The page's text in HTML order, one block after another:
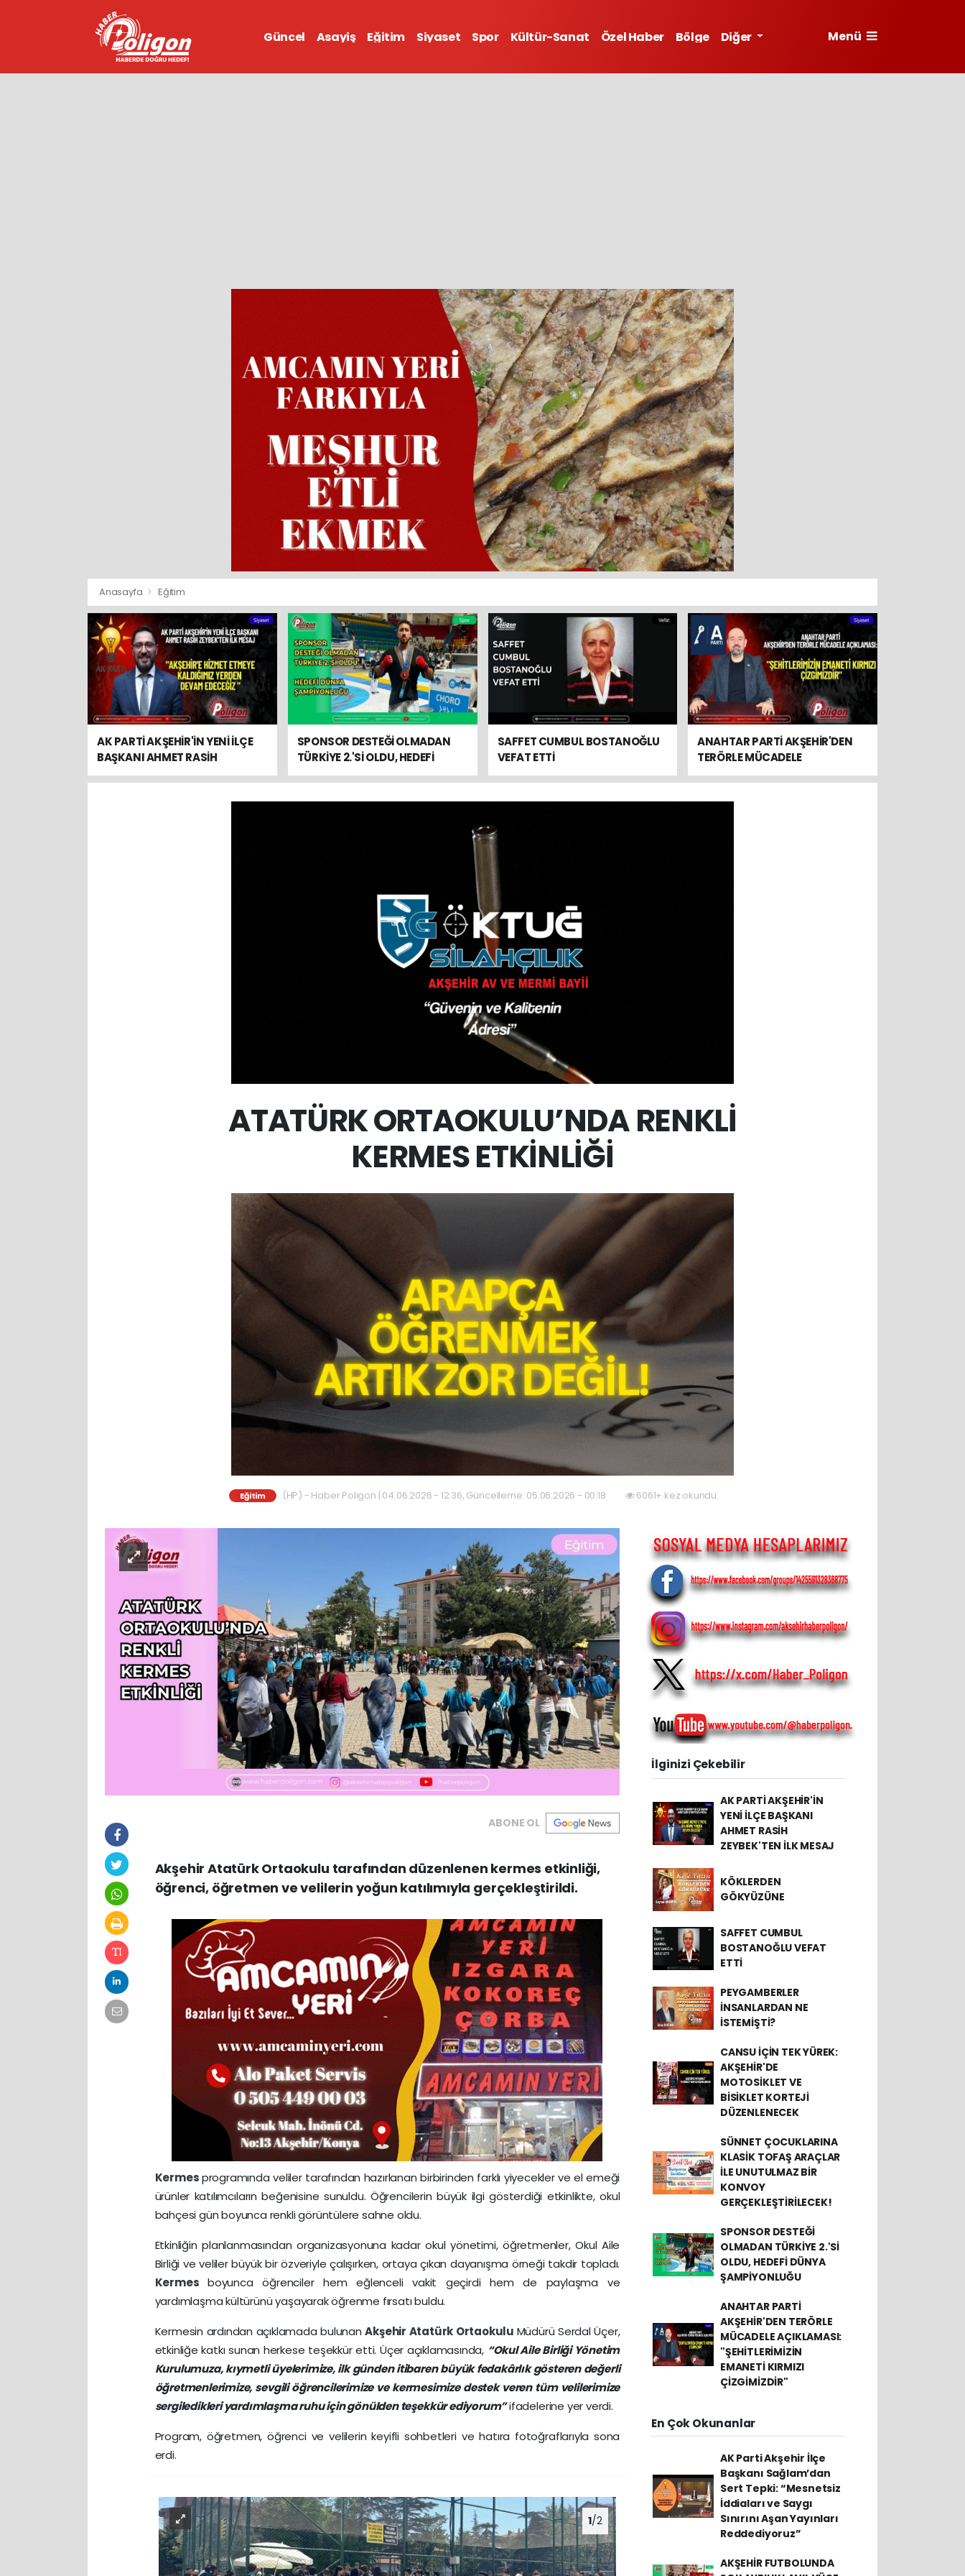
Güncel Asayiş Eğitim Siyaset Spor Kültür-Sanat Özel Haber Bölge Diğer Menü
Anasayfa Eğitim
AK PARTİ AKŞEHİR'İN YENİ İLÇE
BAŞKANI AHMET RASİH
ZEYBEK'TEN İLK MESAJ
SPONSOR DESTEĞİ OLMADAN
TÜRKİYE 2.'Sİ OLDU, HEDEFİ
DÜNYA ŞAMPİYONLUĞU
SAFFET CUMBUL BOSTANOĞLU
VEFAT ETTİ
ANAHTAR PARTİ AKŞEHİR'DEN
TERÖRLE MÜCADELE
AÇIKLAMASI: "ŞEHİTLERİMİZİN
ATATÜRK ORTAOKULU’NDA RENKLİ
KERMES ETKİNLİĞİ
Eğitim (HP) - Haber Poligon | 04.06.2026 - 12:36, Güncelleme: 05.06.2026 - 00:18 6061+ kez okundu.
ABONE OL
Akşehir Atatürk Ortaokulu tarafından düzenlenen kermes etkinliği,
öğrenci, öğretmen ve velilerin yoğun katılımıyla gerçekleştirildi.
Kermesprogramında veliler tarafından hazırlanan birbirinden farklı yiyecekler ve el emeği
ürünler katılımcıların beğenisine sunuldu. Öğrencilerin büyük ilgi gösterdiği etkinlikte, okul
bahçesi gün boyunca renkli görüntülere sahne oldu.
Etkinliğin planlanmasından organizasyonuna kadar okul yönetimi, öğretmenler, Okul Aile
Birliği ve veliler büyük bir özveriyle çalışırken, ortaya çıkan dayanışma örneği takdir topladı.
Kermesboyunca öğrenciler hem eğlenceli vakit geçirdi hem de paylaşma ve
yardımlaşma kültürünü yaşayarak öğrenme fırsatı buldu.
Kermesin ardından açıklamada bulunanAkşehir Atatürk Ortaokulu Müdürü Serdal Üçer,
etkinliğe katkı sunan herkese teşekkür etti. Üçer açıklamasında, “Okul Aile Birliği Yönetim
Kurulumuza, kıymetli üyelerimize, ilk günden itibaren büyük fedakârlık gösteren değerli
öğretmenlerimize, sevgili öğrencilerimize ve kermesimize destek veren tüm velilerimize
sergiledikleri yardımlaşma ruhu için gönülden teşekkür ediyorum”ifadelerine yer verdi.
Program, öğretmen, öğrenci ve velilerin keyifli sohbetleri ve hatıra fotoğraflarıyla sona
erdi.
1/2
İlginizi Çekebilir
AK PARTİ AKŞEHİR'İN
YENİ İLÇE BAŞKANI
AHMET RASİH
ZEYBEK'TEN İLK MESAJ
KÖKLERDEN
GÖKYÜZÜNE
SAFFET CUMBUL
BOSTANOĞLU VEFAT
ETTİ
PEYGAMBERLER
İNSANLARDAN NE
İSTEMİŞTİ?
CANSU İÇİN TEK YÜREK:
AKŞEHİR'DE
MOTOSİKLET VE
BİSİKLET KORTEJİ
DÜZENLENECEK
SÜNNET ÇOCUKLARINA
KLASİK TOFAŞ ARAÇLAR
İLE UNUTULMAZ BİR
KONVOY
GERÇEKLEŞTİRİLECEK!
SPONSOR DESTEĞİ
OLMADAN TÜRKİYE 2.'Sİ
OLDU, HEDEFİ DÜNYA
ŞAMPİYONLUĞU
ANAHTAR PARTİ
AKŞEHİR'DEN TERÖRLE
MÜCADELE AÇIKLAMASI:
"ŞEHİTLERİMİZİN
EMANETİ KIRMIZI
ÇİZGİMİZDİR"
En Çok Okunanlar
AK Parti Akşehir İlçe
Başkanı Sağlam’dan
Sert Tepki: “Mesnetsiz
İddiaları ve Saygı
Sınırını Aşan Yayınları
Reddediyoruz”
AKŞEHİR FUTBOLUNDA